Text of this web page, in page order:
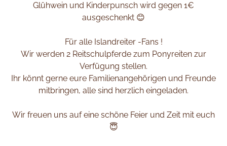
Glühwein und Kinderpunsch wird gegen 1€
ausgeschenkt 😊
Für alle Islandreiter -Fans !
Wir werden 2 Reitschulpferde zum Ponyreiten zur
Verfügung stellen.
Ihr könnt gerne eure Familienangehörigen und Freunde
mitbringen, alle sind herzlich eingeladen.
Wir freuen uns auf eine schöne Feier und Zeit mit euch
😇